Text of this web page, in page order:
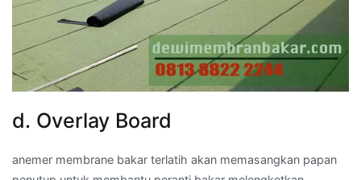
d. Overlay Board
anemer membrane bakar terlatih akan memasangkan papan